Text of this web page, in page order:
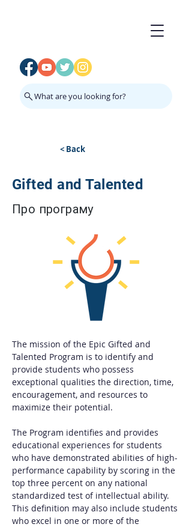
What are you looking for?
< Back
Gifted and Talented
Про програму
The mission of the Epic Gifted and
Talented Program is to identify and
provide students who possess
exceptional qualities the direction, time,
encouragement, and resources to
maximize their potential.
The Program identifies and provides
educational experiences for students
who have demonstrated abilities of high-
performance capability by scoring in the
top three percent on any national
standardized test of intellectual ability.
This definition may also include students
who excel in one or more of the